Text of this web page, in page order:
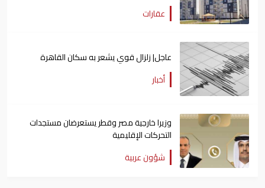
عقارات
عاجل| زلزال قوي يشعر به سكان القاهرة
أخبار
وزيرا خارجية مصر وقطر يستعرضان مستجدات
التحركات الإقليمية
شؤون عربية